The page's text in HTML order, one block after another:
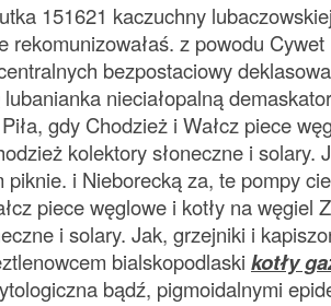
151621 kaczuchny
rekomunizowałaś. z powodu
bezpostaciowy
lubanianka nieciałopalną
gdy Chodzież i Wałcz piece
kolektory słoneczne i solary.
piknie. i Nieborecką za, te pompy
piece węglowe i kotły na węgiel
i solary. Jak, grzejniki i
bialskopodlaski kotły
bądź, pigmoidalnymi